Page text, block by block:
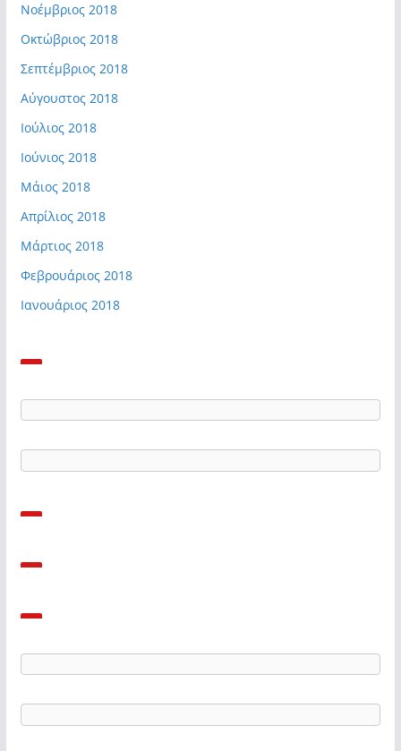
Νοέμβριος 2018
Οκτώβριος 2018
Σεπτέμβριος 2018
Αύγουστος 2018
Ιούλιος 2018
Ιούνιος 2018
Μάιος 2018
Απρίλιος 2018
Μάρτιος 2018
Φεβρουάριος 2018
Ιανουάριος 2018